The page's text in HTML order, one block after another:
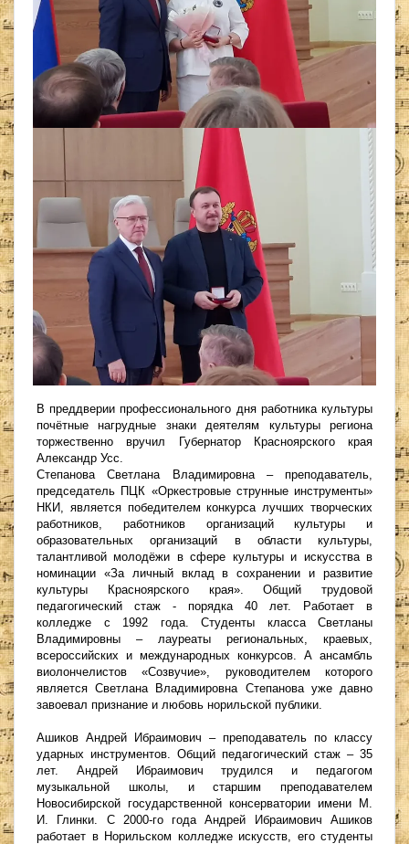
В преддверии профессионального дня работника культуры
почётные нагрудные знаки деятелям культуры региона
торжественно вручил Губернатор Красноярского края
Александр Усс.
Степанова Светлана Владимировна – преподаватель,
председатель ПЦК «Оркестровые струнные инструменты»
НКИ, является победителем конкурса лучших творческих
работников, работников организаций культуры и
образовательных организаций в области культуры,
талантливой молодёжи в сфере культуры и искусства в
номинации «За личный вклад в сохранении и развитие
культуры Красноярского края». Общий трудовой
педагогический стаж - порядка 40 лет. Работает в
колледже с 1992 года. Студенты класса Светланы
Владимировны – лауреаты региональных, краевых,
всероссийских и международных конкурсов. А ансамбль
виолончелистов «Созвучие», руководителем которого
является Светлана Владимировна Степанова уже давно
завоевал признание и любовь норильской публики.
Ашиков Андрей Ибраимович – преподаватель по классу
ударных инструментов. Общий педагогический стаж – 35
лет. Андрей Ибраимович трудился и педагогом
музыкальной школы, и старшим преподавателем
Новосибирской государственной консерватории имени М.
И. Глинки. С 2000-го года Андрей Ибраимович Ашиков
работает в Норильском колледже искусств, его студенты